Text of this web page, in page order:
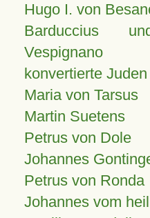
Hugo I. von
Barduccius
Vespignano
konvertierte
Maria von Tarsus
Martin Suetens
Petrus von Dole
Johannes
Petrus von Ronda
Johannes vom